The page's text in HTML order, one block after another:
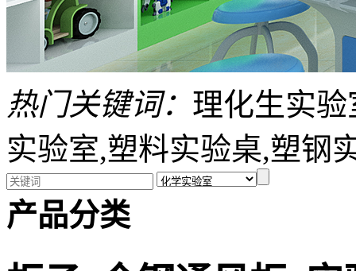
热门关键词： 理化生实
实验室,塑料实验桌,塑钢
产品分类